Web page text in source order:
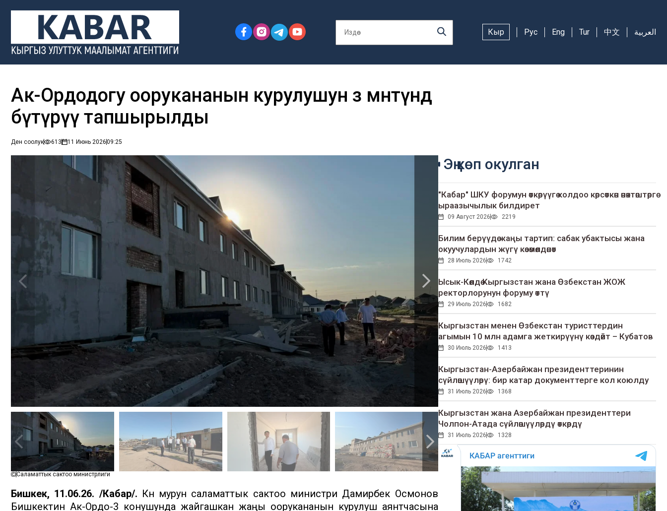
Кыр Рус Eng Tur 中文 العربية
Ак-Ордодогу оорукананын курулушун өз мөөнөтүндө
бүтүрүү тапшырылды
Ден соолук 613 11 Июнь 202609:25
Саламаттык сактоо министрлиги
Бишкек, 11.06.26. /Кабар/. Күн мурун саламаттык сактоо министри Дамирбек Осмонов
Бишкектин Ак-Ордо-3 конушунда жайгашкан жаңы оорукананын курулуш аянтчасына
Эң көп окулган
"Кабар" ШКУ форумун өткөрүүгө колдоо көрсөткөн өнөктөштөргө
ыраазычылык билдирет
09 Август 2026 2219
Билим берүүдө жаңы тартип: сабак убактысы жана
окуучулардын жүгү көзөмөлдөнөт
28 Июль 2026 1742
Ысык-Көлдө Кыргызстан жана Өзбекстан ЖОЖ
ректорлорунун форуму өттү
29 Июль 2026 1682
Кыргызстан менен Өзбекстан туристтердин
агымын 10 млн адамга жеткирүүнү көздөйт – Кубатов
30 Июль 2026 1413
Кыргызстан-Азербайжан президенттеринин
сүйлөшүүлөрү: бир катар документтерге кол коюлду
31 Июль 2026 1368
Кыргызстан жана Азербайжан президенттери
Чолпон-Атада сүйлөшүүлөрдү өткөрдү
31 Июль 2026 1328